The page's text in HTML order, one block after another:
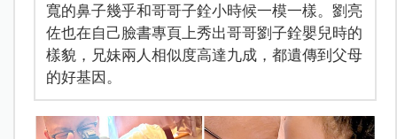
寬的鼻子幾乎和哥哥子銓小時候一模一樣。劉亮
佐也在自己臉書專頁上秀出哥哥劉子銓嬰兒時的
樣貌，兄妹兩人相似度高達九成，都遺傳到父母
的好基因。